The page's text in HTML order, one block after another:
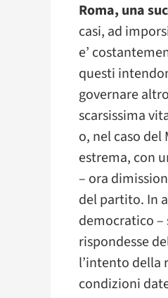
Roma, una
casi, ad
e’
questi
governare
scarsissima
o, nel caso
estrema, con
– ora
del partito. In
democratico
rispondesse
l’intento della
condizioni